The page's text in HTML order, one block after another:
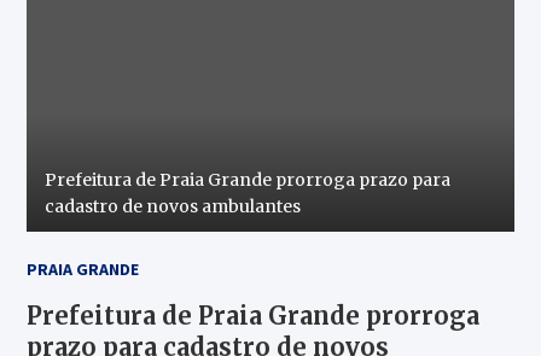
Prefeitura de Praia Grande prorroga prazo para
cadastro de novos ambulantes
PRAIA GRANDE
Prefeitura de Praia Grande prorroga
prazo para cadastro de novos